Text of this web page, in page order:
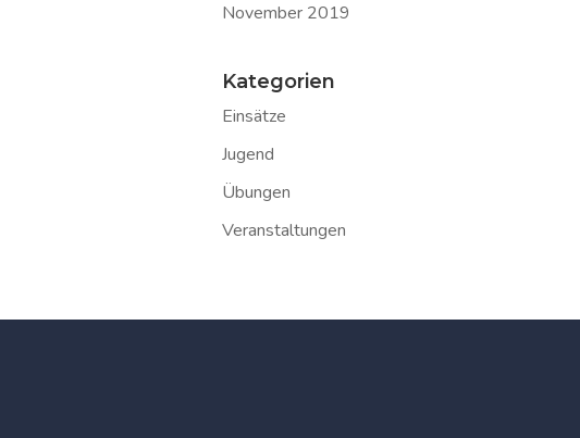
November 2019
Kategorien
Einsätze
Jugend
Übungen
Veranstaltungen